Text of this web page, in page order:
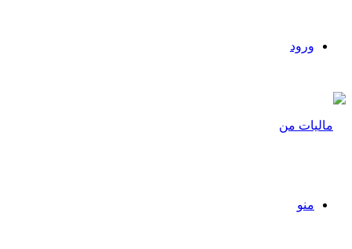
ورود
منو